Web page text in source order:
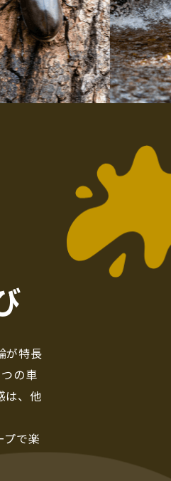
が特長
の車
は、他
プで楽